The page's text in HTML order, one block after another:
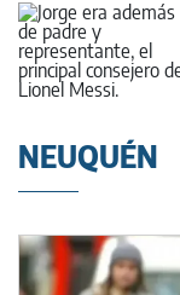
NEUQUÉN